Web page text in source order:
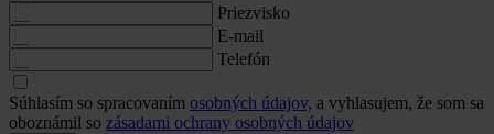
Priezvisko
E-mail
Telefón
Súhlasím so spracovaním osobných údajov, a vyhlasujem, že som sa
oboznámil so zásadami ochrany osobných údajov